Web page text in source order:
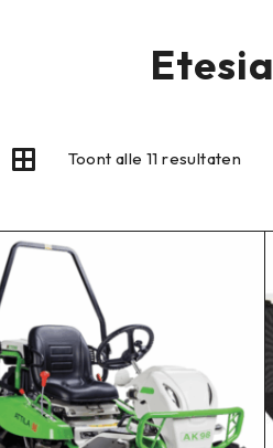
Etesia
Toont alle 11 resultaten